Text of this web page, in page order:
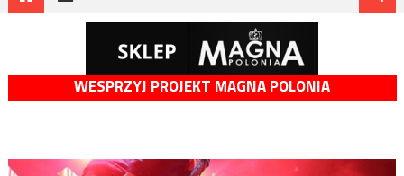
WESPRZYJ PROJEKT MAGNA POLONIA